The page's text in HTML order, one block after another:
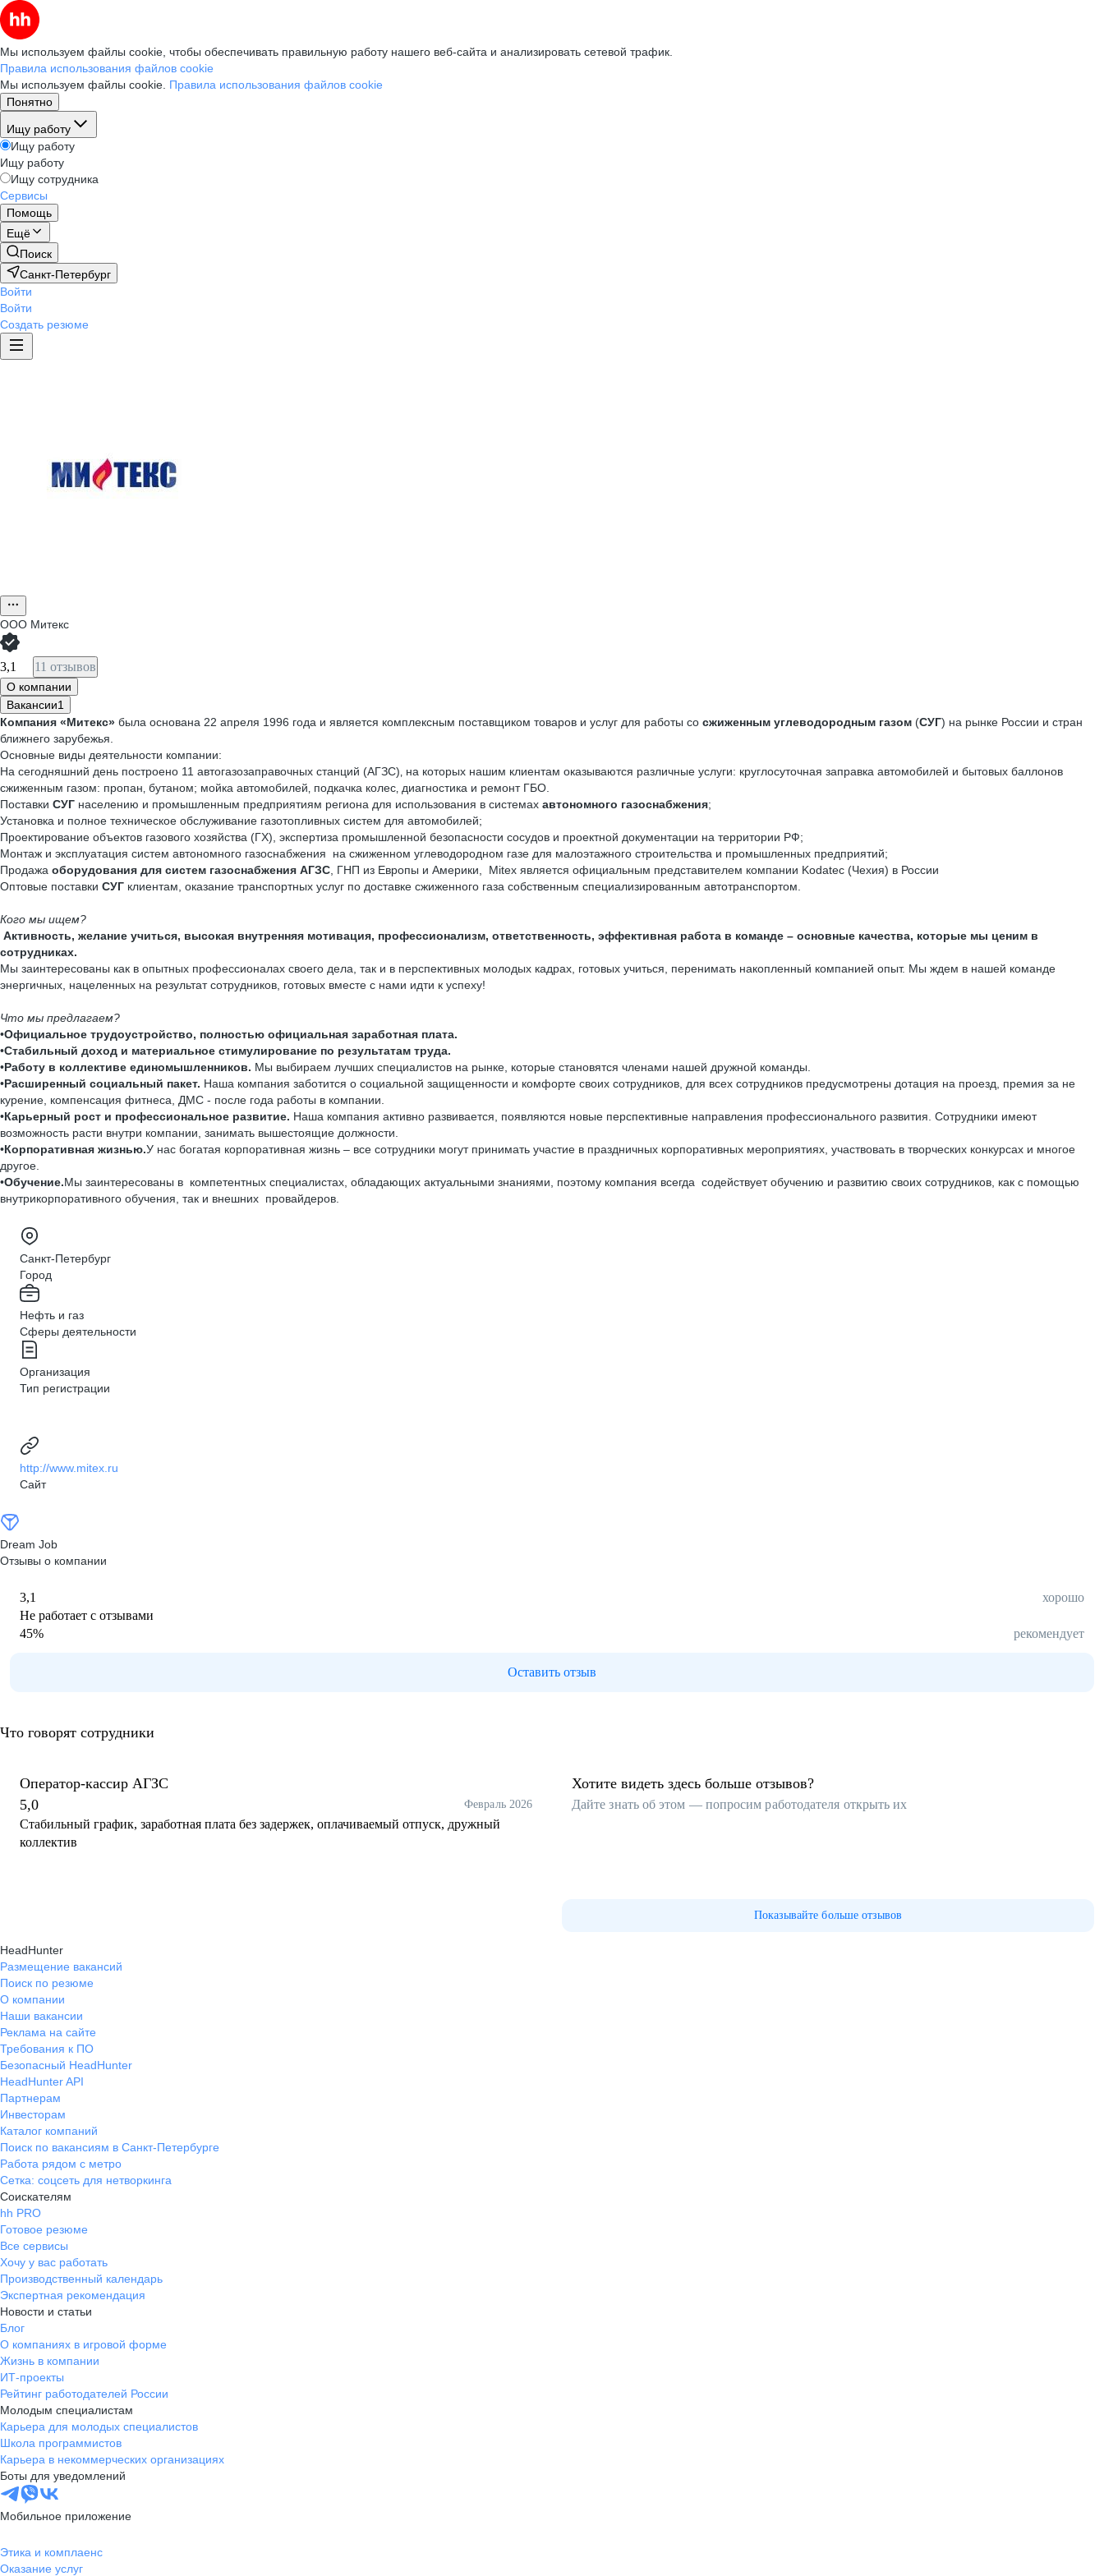
Мы используем файлы cookie, чтобы обеспечивать правильную работу нашего веб-сайта и анализировать сетевой трафик.
Правила использования файлов cookie
Мы используем файлы cookie. Правила использования файлов cookie
Понятно
Ищу работу
Ищу работу
Ищу работу
Ищу сотрудника
Сервисы
Помощь
Ещё
Поиск
Санкт-Петербург
Войти
Войти
Создать резюме
ООО Митекс
3,1 11 отзывов
О компании
Вакансии1
Компания «Митекс» была основана 22 апреля 1996 года и является комплексным поставщиком товаров и услуг для работы со сжиженным углеводородным газом (СУГ) на рынке России и стран
ближнего зарубежья.
Основные виды деятельности компании:
На сегодняшний день построено 11 автогазозаправочных станций (АГЗС)‚ на которых нашим клиентам оказываются различные услуги: круглосуточная заправка автомобилей и бытовых баллонов
сжиженным газом: пропан‚ бутаном; мойка автомобилей‚ подкачка колес‚ диагностика и ремонт ГБО.
Поставки СУГ населению и промышленным предприятиям региона для использования в системах автономного газоснабжения;
Установка и полное техническое обслуживание газотопливных систем для автомобилей;
Проектирование объектов газового хозяйства (ГХ), экспертиза промышленной безопасности сосудов и проектной документации на территории РФ;
Монтаж и эксплуатация систем автономного газоснабжения на сжиженном углеводородном газе для малоэтажного строительства и промышленных предприятий;
Продажа оборудования для систем газоснабжения АГЗС , ГНП из Европы и Америки, Mitex является официальным представителем компании Kodatec (Чехия) в России
Оптовые поставки СУГ клиентам, оказание транспортных услуг по доставке сжиженного газа собственным специализированным автотранспортом.
Кого мы ищем?
Активность, желание учиться, высокая внутренняя мотивация, профессионализм, ответственность, эффективная работа в команде – основные качества, которые мы ценим в
сотрудниках.
Мы заинтересованы как в опытных профессионалах своего дела, так и в перспективных молодых кадрах, готовых учиться, перенимать накопленный компанией опыт. Мы ждем в нашей команде
энергичных, нацеленных на результат сотрудников, готовых вместе с нами идти к успеху!
Что мы предлагаем?
•Официальное трудоустройство, полностью официальная заработная плата.
•Стабильный доход и материальное стимулирование по результатам труда.
•Работу в коллективе единомышленников. Мы выбираем лучших специалистов на рынке, которые становятся членами нашей дружной команды.
•Расширенный социальный пакет. Наша компания заботится о социальной защищенности и комфорте своих сотрудников, для всех сотрудников предусмотрены дотация на проезд, премия за не
курение, компенсация фитнеса, ДМС - после года работы в компании.
•Карьерный рост и профессиональное развитие. Наша компания активно развивается, появляются новые перспективные направления профессионального развития. Сотрудники имеют
возможность расти внутри компании, занимать вышестоящие должности.
•Корпоративная жизнью.У нас богатая корпоративная жизнь – все сотрудники могут принимать участие в праздничных корпоративных мероприятиях, участвовать в творческих конкурсах и многое
другое.
•Обучение.Мы заинтересованы в компетентных специалистах, обладающих актуальными знаниями, поэтому компания всегда содействует обучению и развитию своих сотрудников, как с помощью
внутрикорпоративного обучения, так и внешних провайдеров.
Санкт-Петербург
Город
Нефть и газ
Сферы деятельности
Организация
Тип регистрации
http://www.mitex.ru
Сайт
Dream Job
Отзывы о компании
3,1
хорошо
Не работает с отзывами
45% рекомендует
Оставить отзыв
Что говорят сотрудники
Оператор-кассир АГЗС
5,0
Февраль 2026
Стабильный график, заработная плата без задержек, оплачиваемый отпуск, дружный
коллектив
Хотите видеть здесь больше отзывов?
Дайте знать об этом — попросим работодателя открыть их
Показывайте больше отзывов
HeadHunter
Размещение вакансий
Поиск по резюме
О компании
Наши вакансии
Реклама на сайте
Требования к ПО
Безопасный HeadHunter
HeadHunter API
Партнерам
Инвесторам
Каталог компаний
Поиск по вакансиям в Санкт-Петербурге
Работа рядом с метро
Сетка: соцсеть для нетворкинга
Соискателям
hh PRO
Готовое резюме
Все сервисы
Хочу у вас работать
Производственный календарь
Экспертная рекомендация
Новости и статьи
Блог
О компаниях в игровой форме
Жизнь в компании
ИТ-проекты
Рейтинг работодателей России
Молодым специалистам
Карьера для молодых специалистов
Школа программистов
Карьера в некоммерческих организациях
Боты для уведомлений
Мобильное приложение
Этика и комплаенс
Оказание услуг